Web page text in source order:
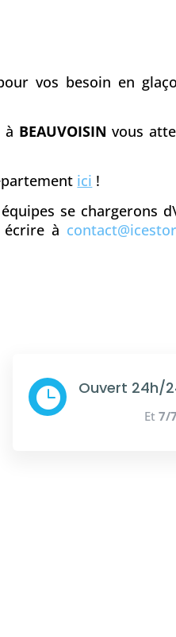
vos besoin en
à BEAUVOISIN vous
ici !
se chargerons
à
 Ouvert 24h/
Et 7/7